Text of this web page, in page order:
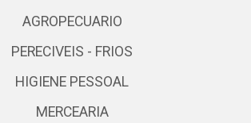
AGROPECUARIO
PERECIVEIS - FRIOS
HIGIENE PESSOAL
MERCEARIA